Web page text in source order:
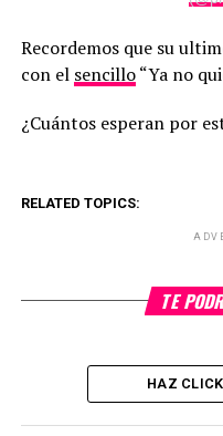
Recordemos que su
con el sencillo“Ya no
¿Cuántos esperan por
RELATED TOPICS:
TE
HAZ